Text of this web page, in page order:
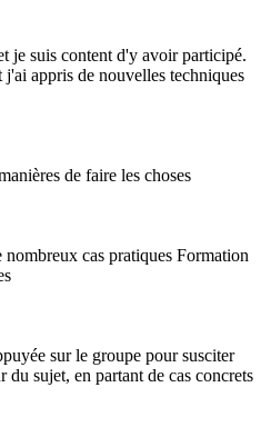
je suis content d'y avoir participé.
j'ai appris de nouvelles techniques
de faire les choses
cas pratiques Formation
sur le groupe pour susciter
du sujet, en partant de cas concrets